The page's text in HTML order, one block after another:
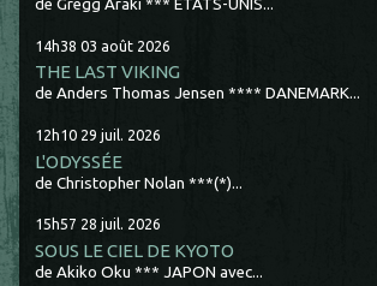
de Gregg Araki *** ETATS-UNIS...
14h38 03 août 2026
THE LAST VIKING
de Anders Thomas Jensen **** DANEMARK...
12h10 29 juil. 2026
L'ODYSSÉE
de Christopher Nolan ***(*)...
15h57 28 juil. 2026
SOUS LE CIEL DE KYOTO
de Akiko Oku *** JAPON avec...